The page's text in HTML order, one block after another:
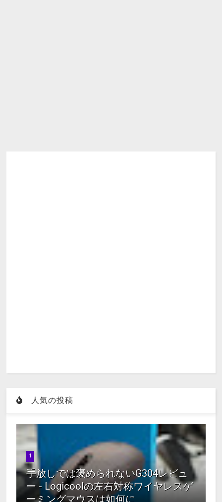
人気の投稿
1
手放しでは褒められないG304レビュ
ー - Logicoolの左右対称ワイヤレスゲ
ーミングマウスは如何に